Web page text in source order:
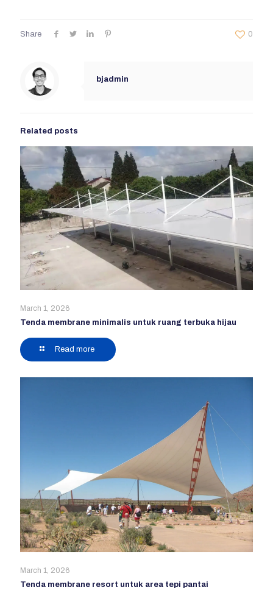
Share 0
bjadmin
Related posts
March 1, 2026
Tenda membrane minimalis untuk ruang terbuka hijau
Read more
March 1, 2026
Tenda membrane resort untuk area tepi pantai